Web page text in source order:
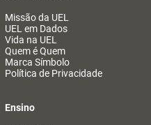
Missão da UEL
UEL em Dados
Vida na UEL
Quem é Quem
Marca Símbolo
Política de Privacidade
Ensino